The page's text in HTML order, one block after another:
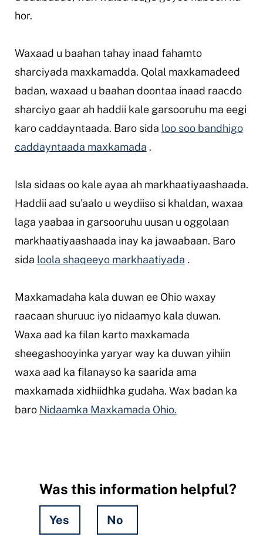
hor.
Waxaad u baahan tahay inaad fahamto
sharciyada maxkamadda. Qolal maxkamadeed
badan, waxaad u baahan doontaa inaad raacdo
sharciyo gaar ah haddii kale garsooruhu ma eegi
karo caddayntaada. Baro sida loo soo bandhigo
caddayntaada maxkamada .
Isla sidaas oo kale ayaa ah markhaatiyaashaada.
Haddii aad su'aalo u weydiiso si khaldan, waxaa
laga yaabaa in garsooruhu uusan u oggolaan
markhaatiyaashaada inay ka jawaabaan. Baro
sida loola shaqeeyo markhaatiyada .
Maxkamadaha kala duwan ee Ohio waxay
raacaan shuruuc iyo nidaamyo kala duwan.
Waxa aad ka filan karto maxkamada
sheegashooyinka yaryar way ka duwan yihiin
waxa aad ka filanayso ka saarida ama
maxkamada xidhiidhka gudaha. Wax badan ka
baro Nidaamka Maxkamada Ohio.
Was this information helpful?
Yes No